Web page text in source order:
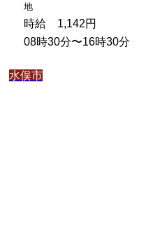
地
時給 1,142円
08時30分〜16時30分
水俣市